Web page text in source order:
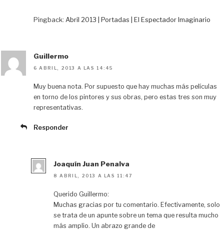
n
k
i
Pingback: Abril 2013 | Portadas | El Espectador Imaginario
Guillermo
6 ABRIL, 2013 A LAS 14:45
Muy buena nota. Por supuesto que hay muchas más películas
en torno de los pintores y sus obras, pero estas tres son muy
representativas.
Responder
Joaquín Juan Penalva
8 ABRIL, 2013 A LAS 11:47
Querido Guillermo:
Muchas gracias por tu comentario. Efectivamente, solo
se trata de un apunte sobre un tema que resulta mucho
más amplio. Un abrazo grande de